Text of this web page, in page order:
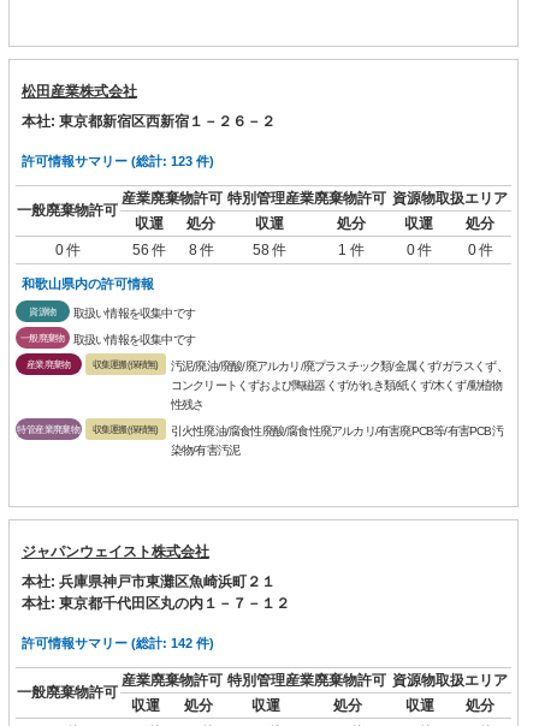
松田産業株式会社
本社: 東京都新宿区西新宿１－２６－２
許可情報サマリー (総計: 123 件)
一般廃棄物許可
産業廃棄物許可 特別管理産業廃棄物許可 資源物取扱エリア
収運
処分 収運 処分 収運
処分
0 件
56 件 8 件 58 件 1 件 0 件 0 件
和歌山県内の許可情報
資源物 取扱い情報を収集中です
一般廃棄物 取扱い情報を収集中です
産業廃棄物 収集運搬(保積無)
汚泥/廃油/廃酸/廃アルカリ/廃プラスチック類/金属くず/ガラスくず、
コンクリートくずおよび陶磁器くず/がれき類/紙くず/木くず/動植物
性残さ
特管産業廃棄物 収集運搬(保積無)
引火性廃油/腐食性廃酸/腐食性廃アルカリ/有害廃PCB等/有害PCB汚
染物/有害汚泥
ジャパンウェイスト株式会社
本社: 兵庫県神戸市東灘区魚崎浜町２１
本社: 東京都千代田区丸の内１－７－１２
許可情報サマリー (総計: 142 件)
一般廃棄物許可
産業廃棄物許可 特別管理産業廃棄物許可 資源物取扱エリア
収運
処分 収運 処分 収運
処分